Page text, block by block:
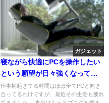
ガジェット
寝ながら快適にPCを操作したい
という願望が日々強くなってい
る
仕事柄起きてる時間はほぼ全てPCと向き
合ってるわけですが、最近その生活も疲れ